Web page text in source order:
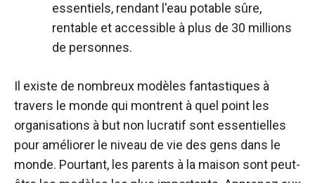
essentiels, rendant l'eau potable sûre,
rentable et accessible à plus de 30 millions
de personnes.
Il existe de nombreux modèles fantastiques à
travers le monde qui montrent à quel point les
organisations à but non lucratif sont essentielles
pour améliorer le niveau de vie des gens dans le
monde. Pourtant, les parents à la maison sont peut-